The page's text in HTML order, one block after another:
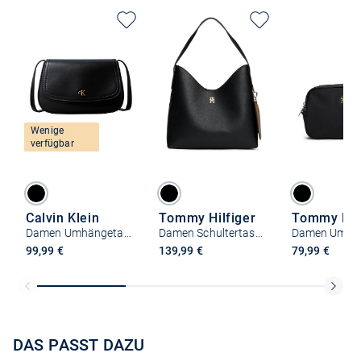
Wenige
verfügbar
Calvin Klein
99,99 €
Tommy Hilfiger
139,99 €
Tommy
79,99 €
DAS PASST DAZU